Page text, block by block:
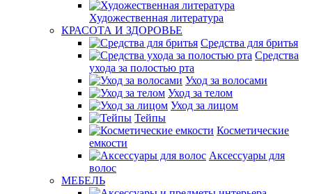
Художественная литература
КРАСОТА И ЗДОРОВЬЕ
Средства для бритья
Средства
ухода за полостью рта
Уход за волосами
Уход за телом
Уход за лицом
Тейпы
Косметические
емкости
Аксессуары для
волос
МЕБЕЛЬ